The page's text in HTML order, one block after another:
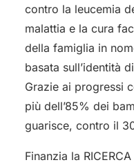
contro la leucemia
malattia e la cura
della famiglia in
basata sull’identità
Grazie ai progressi
più dell’85% dei
guarisce, contro il
Finanzia la